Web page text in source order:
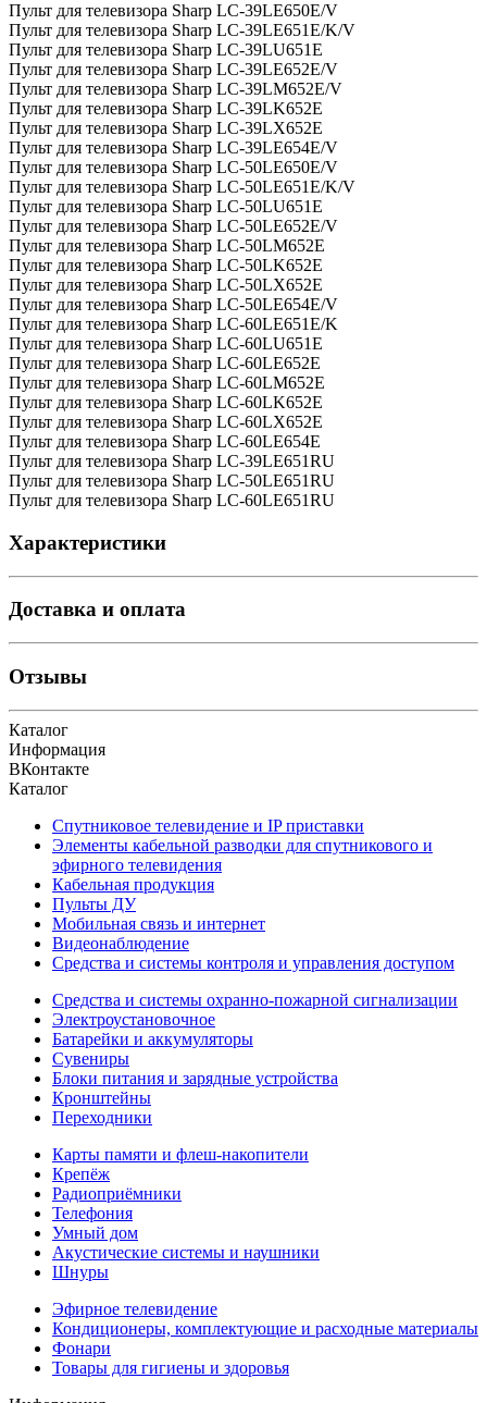
Пульт для телевизора Sharp LC-39LE650E/V
Пульт для телевизора Sharp LC-39LE651E/K/V
Пульт для телевизора Sharp LC-39LU651E
Пульт для телевизора Sharp LC-39LE652E/V
Пульт для телевизора Sharp LC-39LM652E/V
Пульт для телевизора Sharp LC-39LK652E
Пульт для телевизора Sharp LC-39LX652E
Пульт для телевизора Sharp LC-39LE654E/V
Пульт для телевизора Sharp LC-50LE650E/V
Пульт для телевизора Sharp LC-50LE651E/K/V
Пульт для телевизора Sharp LC-50LU651E
Пульт для телевизора Sharp LC-50LE652E/V
Пульт для телевизора Sharp LC-50LM652E
Пульт для телевизора Sharp LC-50LK652E
Пульт для телевизора Sharp LC-50LX652E
Пульт для телевизора Sharp LC-50LE654E/V
Пульт для телевизора Sharp LC-60LE651E/K
Пульт для телевизора Sharp LC-60LU651E
Пульт для телевизора Sharp LC-60LE652E
Пульт для телевизора Sharp LC-60LM652E
Пульт для телевизора Sharp LC-60LK652E
Пульт для телевизора Sharp LC-60LX652E
Пульт для телевизора Sharp LC-60LE654E
Пульт для телевизора Sharp LC-39LE651RU
Пульт для телевизора Sharp LC-50LE651RU
Пульт для телевизора Sharp LC-60LE651RU
Характеристики
Доставка и оплата
Отзывы
Каталог
Информация
ВКонтакте
Каталог
Спутниковое телевидение и IP приставки
Элементы кабельной разводки для спутникового и
эфирного телевидения
Кабельная продукция
Пульты ДУ
Мобильная связь и интернет
Видеонаблюдение
Средства и системы контроля и управления доступом
Средства и системы охранно-пожарной сигнализации
Электроустановочное
Батарейки и аккумуляторы
Сувениры
Блоки питания и зарядные устройства
Кронштейны
Переходники
Карты памяти и флеш-накопители
Крепёж
Радиоприёмники
Телефония
Умный дом
Акустические системы и наушники
Шнуры
Эфирное телевидение
Кондиционеры, комплектующие и расходные материалы
Фонари
Товары для гигиены и здоровья